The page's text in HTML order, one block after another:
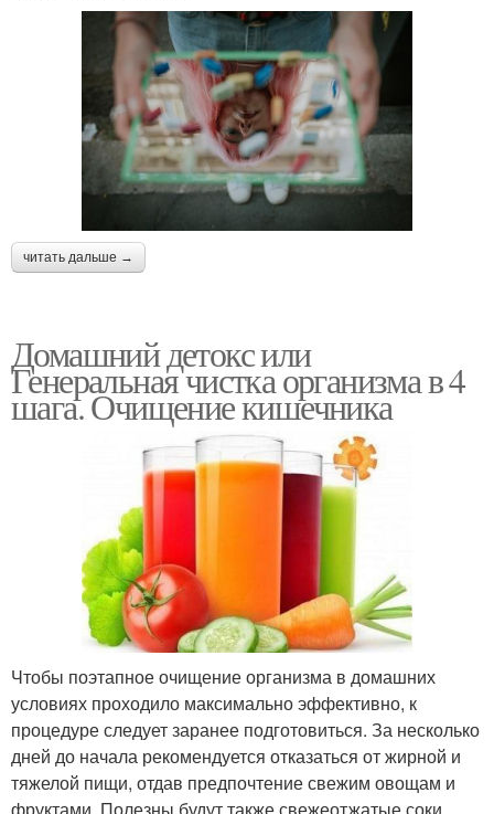
читать дальше →
Домашний детокс или
Генеральная чистка организма в 4
шага. Очищение кишечника
Чтобы поэтапное очищение организма в домашних
условиях проходило максимально эффективно, к
процедуре следует заранее подготовиться. За несколько
дней до начала рекомендуется отказаться от жирной и
тяжелой пищи, отдав предпочтение свежим овощам и